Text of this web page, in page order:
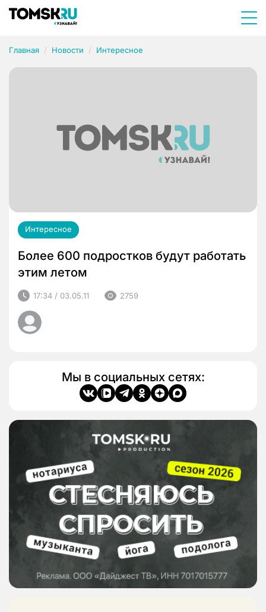
Главная Новости Интересное
Интересное
Более 600 подростков будут работать
этим летом
17:34 / 03.05.11 2759
Мы в социальных сетях: